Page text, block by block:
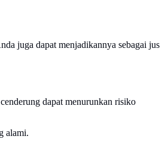
juga dapat menjadikannya sebagai jus
dapat menurunkan risiko
alami.